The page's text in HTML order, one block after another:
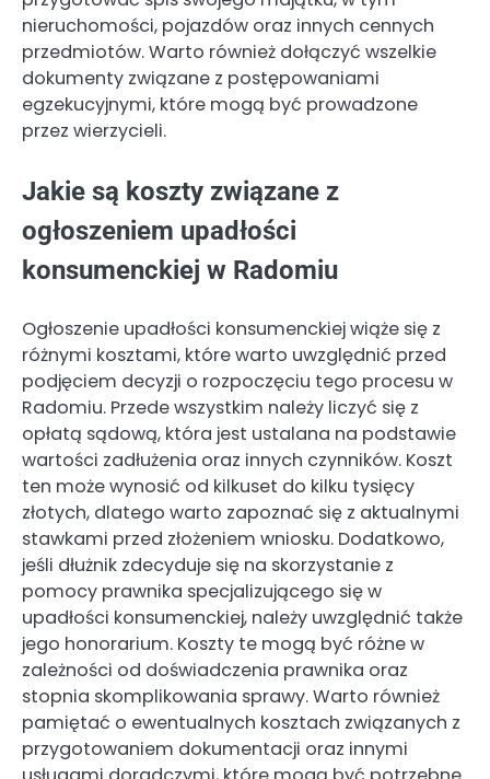
nieruchomości, pojazdów oraz innych cennych
przedmiotów. Warto również dołączyć wszelkie
dokumenty związane z postępowaniami
egzekucyjnymi, które mogą być prowadzone
przez wierzycieli.
Jakie są koszty związane z
ogłoszeniem upadłości
konsumenckiej w Radomiu
Ogłoszenie upadłości konsumenckiej wiąże się z
różnymi kosztami, które warto uwzględnić przed
podjęciem decyzji o rozpoczęciu tego procesu w
Radomiu. Przede wszystkim należy liczyć się z
opłatą sądową, która jest ustalana na podstawie
wartości zadłużenia oraz innych czynników. Koszt
ten może wynosić od kilkuset do kilku tysięcy
złotych, dlatego warto zapoznać się z aktualnymi
stawkami przed złożeniem wniosku. Dodatkowo,
jeśli dłużnik zdecyduje się na skorzystanie z
pomocy prawnika specjalizującego się w
upadłości konsumenckiej, należy uwzględnić także
jego honorarium. Koszty te mogą być różne w
zależności od doświadczenia prawnika oraz
stopnia skomplikowania sprawy. Warto również
pamiętać o ewentualnych kosztach związanych z
przygotowaniem dokumentacji oraz innymi